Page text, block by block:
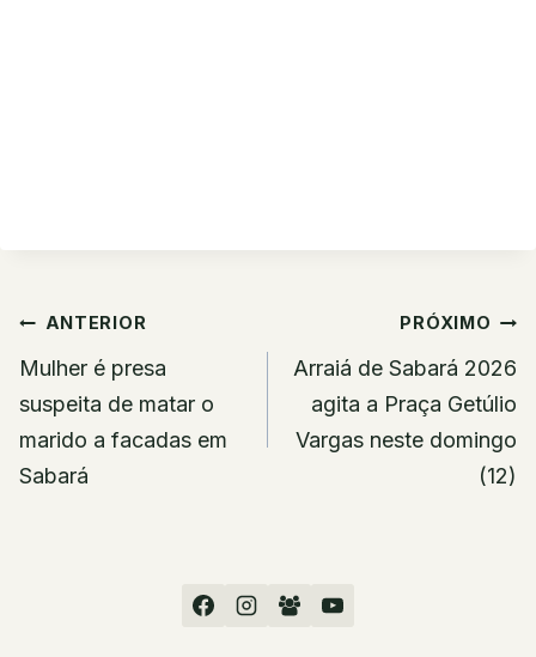
Navegação
de
Post
ANTERIOR
Mulher é presa
suspeita de matar o
marido a facadas em
Sabará
PRÓXIMO
Arraiá de Sabará 2026
agita a Praça Getúlio
Vargas neste domingo
(12)